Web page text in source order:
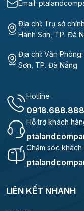
Email:
Địa chỉ: Trụ sở
Hành Sơn, TP. Đà
Địa chỉ: Văn
Sơn, TP. Đà Nẵng
Hotline
0918.688.888
Hỗ trợ khách
Chăm sóc khách
LIÊN KẾT NHANH